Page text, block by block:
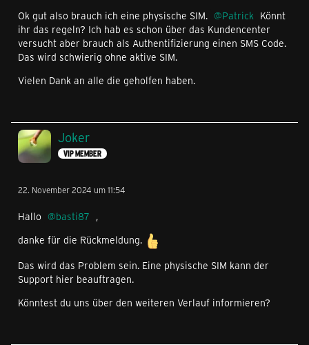
- In der Firmware ist eSIM deaktiviert
- iPhone hat Jailbreak
Es besteht keines der oben genannten Probleme
durchführen
Ok gut also brauch ich eine physische SIM.
Patrick Könnt
ihr das regeln? Ich hab es schon über das Kundencenter
versucht aber brauch als Authentifizierung einen SMS Code.
Das wird schwierig ohne aktive SIM.
Vielen Dank an alle die geholfen haben.
Joker
VIP MEMBER
22. November 2024 um 11:54
Hallo basti87 ,
danke für die Rückmeldung.
Das wird das Problem sein. Eine physische SIM kann der
Support hier beauftragen.
Könntest du uns über den weiteren Verlauf informieren?